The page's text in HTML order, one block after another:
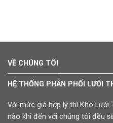
VỀ CHÚNG TÔI
HỆ THỐNG PHÂN PHỐI LƯỚI
Với mức giá hợp lý thì Kho Lưới
nào khi đến với chúng tôi đều